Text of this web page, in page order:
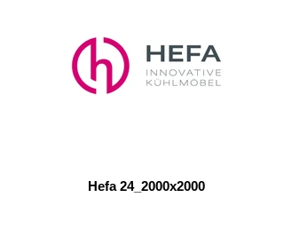
Hefa 24_2000x2000